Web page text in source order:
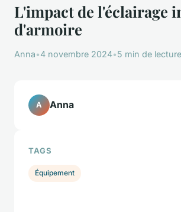
L'impact de l'éclairage
d'armoire
Anna•4 novembre 2024•5 min de lecture
A Anna
TAGS
Équipement